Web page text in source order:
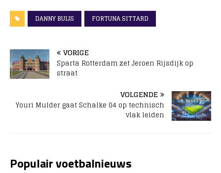
DANNY BUIJS FORTUNA SITTARD
VORIGE
Sparta Rotterdam zet Jeroen Rijsdijk op
straat
VOLGENDE
Youri Mulder gaat Schalke 04 op technisch
vlak leiden
Populair voetbalnieuws